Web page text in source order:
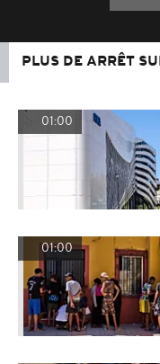
PLUS DE ARRÊT
01:00
01:00